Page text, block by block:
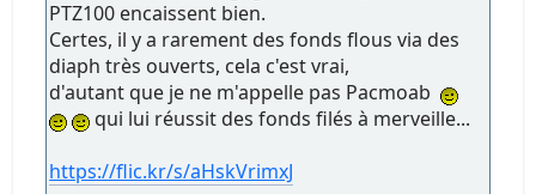
PTZ100 encaissent bien.
Certes, il y a rarement des fonds flous via des
diaph très ouverts, cela c'est vrai,
d'autant que je ne m'appelle pas Pacmoab
qui lui réussit des fonds filés à merveille...
https://flic.kr/s/aHskVrimxJ